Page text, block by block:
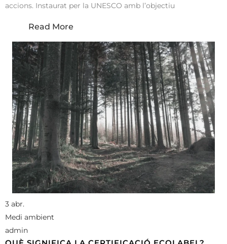
accions. Instaurat per la UNESCO amb l’objectiu
Read More
3 abr.
Medi ambient
admin